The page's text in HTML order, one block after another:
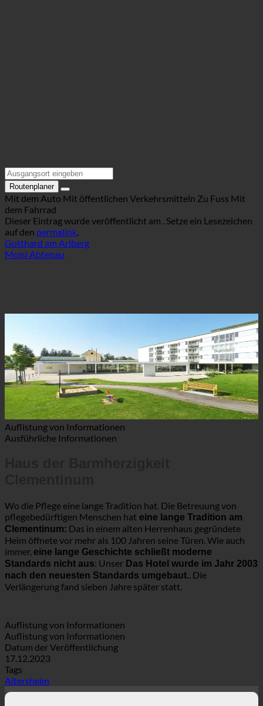
Routenplaner
Mit dem Auto Mit öffentlichen VerkehrsmittelnZu Fuss Mit
dem Fahrrad
Dieser Eintrag wurde veröffentlicht am . Setze ein Lesezeichen
auf denpermalink.
Gotthard am Arlberg
Clementinum
Wo die Pflege eine lange Tradition hat. Die Betreuung von
pflegebedürftigen Menschen hateine lange Tradition am
Clementinum:Das in einem alten Herrenhaus gegründete
Heim öffnete vor mehr als 100 Jahren seine Türen. Wie auch
immer,eine lange Geschichte schließt moderne
Standards nicht aus: Unser Das Hotel wurde im Jahr 2003
nach den neuesten Standards umgebaut.
Auflistung von Informationen
Auflistung von Informationen
Datum der Veröffentlichung
17.12.2023
Tags
Altersheim